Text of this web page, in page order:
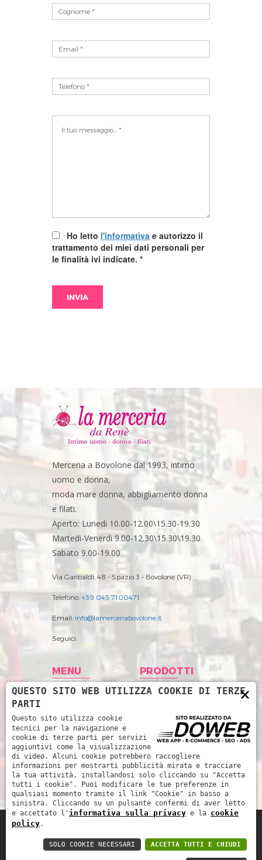
Ho letto l'informativa e autorizzo il
trattamento dei miei dati personali per
le finalità ivi indicate. *
Merceria a Bovolone dal 1993, intimo
uomo e donna,
moda mare donna, abbigliamento donna
e filati.
Aperto: Lunedi 10.00-12.00\15.30-19.30
Martedi-Venerdi 9.00-12.30\15.30\19.30
Sabato 9.00-19.00
Via Garibaldi, 48 - Spazio 3 - Bovolone (VR)
Telefono: +39 045 7100471
Email: info@lamerceriabovolone.it
Seguici:
MENU
Home
Storia
Prodotti
News
Contatti
PRODOTTI
Abbigliamento
Accessori merceria
Filati
Intimo Donna
Intimo uomo
Mare
Marinella snc - P.IVA: 03252510239 -
Cookie policy
×
QUESTO SITO WEB UTILIZZA COOKIE DI TERZE
PARTI
Questo sito utilizza cookie
tecnici per la navigazione e
cookie di terze parti per servizi
aggiuntivi come la visualizzazione
di video. Alcuni cookie potrebbero raccogliere
informazioni per mostrarti pubblicità mirata e tracciare
la tua attività, installandosi solo cliccando su "Accetta
tutti i cookie". Puoi modificare le tue preferenze in
qualsiasi momento tramite il link "Cookie" in basso a
sinistra. Cliccando su un pulsante confermi di aver letto
e accettato l' informativa sulla privacy e la cookie
policy.
ACCETTA TUTTI E CHIUDI
SOLO COOKIE NECESSARI